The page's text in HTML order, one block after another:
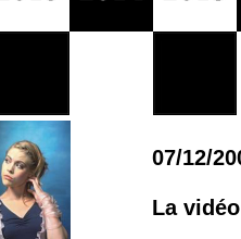
07/12/
La